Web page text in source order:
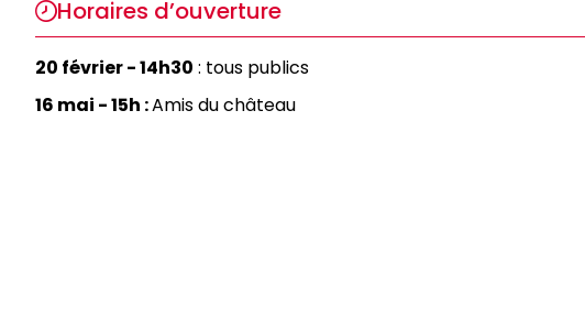
Horaires d’ouverture
20 février - 14h30 : tous publics
16 mai - 15h :Amis du château